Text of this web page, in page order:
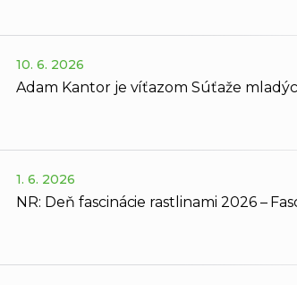
10. 6. 2026
Adam Kantor je víťazom Súťaže
1. 6. 2026
NR: Deň fascinácie rastlinami 2026 –